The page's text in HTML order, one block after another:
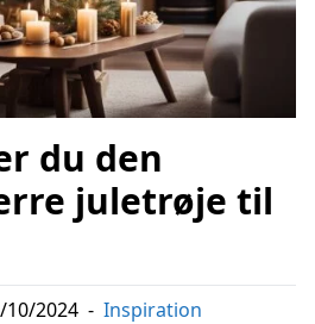
du den
juletrøje til
10/2024 - Inspiration